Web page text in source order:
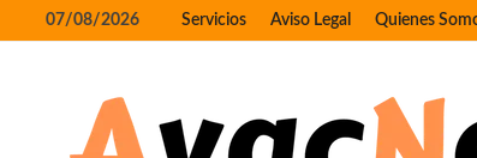
to
07/08/2026 Servicios Aviso Legal Quienes